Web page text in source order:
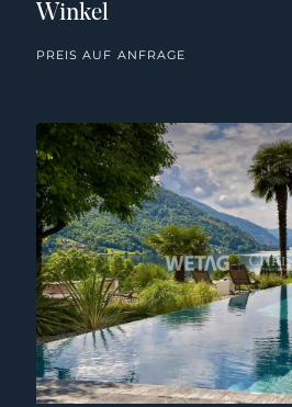
Winkel
PREIS AUF ANFRAGE